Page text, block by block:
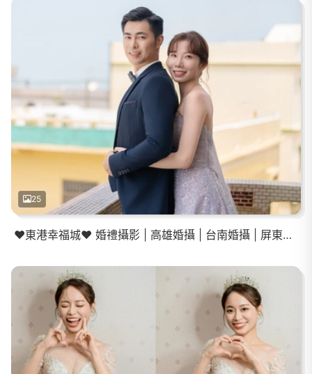
25
❤️東港幸福城❤️ 婚禮攝影 | 高雄婚攝 | 台南婚攝 | 屏東婚攝 | 登記結婚 |